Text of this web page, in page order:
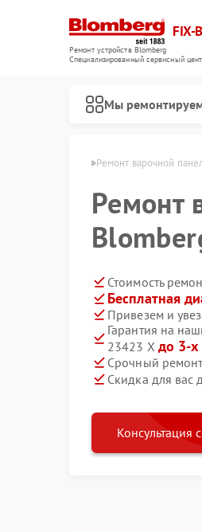
FIX-
Ремонт устройств Blomberg
Специализированный cервисный
Мы
Ремонт варочной
Ремонт
Стоимость
Бесплатная
Привезем и
Гарантия на
23423 X до 3-х
Срочный
Скидка для вас
Консультация